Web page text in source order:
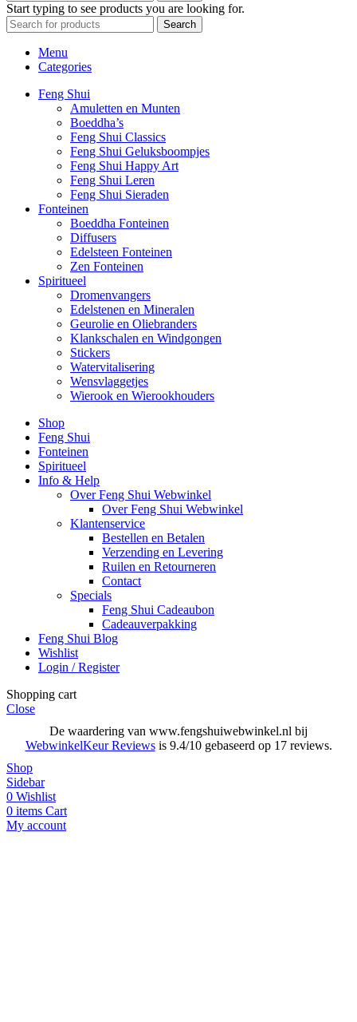
Start typing to see products you are looking for.
Search
Menu
Categories
Feng Shui
Amuletten en Munten
Boeddha’s
Feng Shui Classics
Feng Shui Geluksboompjes
Feng Shui Happy Art
Feng Shui Leren
Feng Shui Sieraden
Fonteinen
Boeddha Fonteinen
Diffusers
Edelsteen Fonteinen
Zen Fonteinen
Spiritueel
Dromenvangers
Edelstenen en Mineralen
Geurolie en Oliebranders
Klankschalen en Windgongen
Stickers
Watervitalisering
Wensvlaggetjes
Wierook en Wierookhouders
Shop
Feng Shui
Fonteinen
Spiritueel
Info & Help
Over Feng Shui Webwinkel
Over Feng Shui Webwinkel
Klantenservice
Bestellen en Betalen
Verzending en Levering
Ruilen en Retourneren
Contact
Specials
Feng Shui Cadeaubon
Cadeauverpakking
Feng Shui Blog
Wishlist
Login / Register
Shopping cart
Close
De waardering van www.fengshuiwebwinkel.nl bij
WebwinkelKeur Reviewsis 9.4/10 gebaseerd op 17 reviews.
Shop
Sidebar
0 Wishlist
0 items Cart
My account